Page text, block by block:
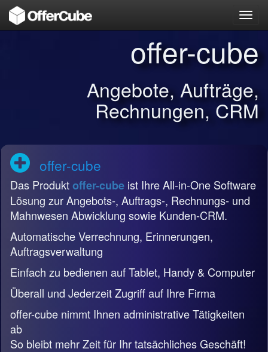
offer-cube
Angebote, Aufträge,
Rechnungen, CRM
offer-cube
Das Produktoffer-cube ist Ihre All-in-One Software
Lösung zur Angebots-, Auftrags-, Rechnungs- und
Mahnwesen Abwicklung sowie Kunden-CRM.
Automatische Verrechnung, Erinnerungen,
Auftragsverwaltung
Einfach zu bedienen auf Tablet, Handy & Computer
Überall und Jederzeit Zugriff auf Ihre Firma
offer-cube nimmt Ihnen administrative Tätigkeiten
ab
So bleibt mehr Zeit für Ihr tatsächliches Geschäft!